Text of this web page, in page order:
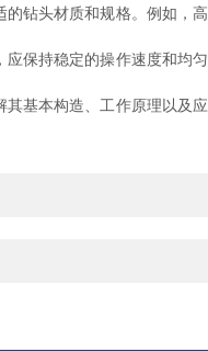
头材质和规格。例如，
持稳定的操作速度和均
本构造、工作原理以及